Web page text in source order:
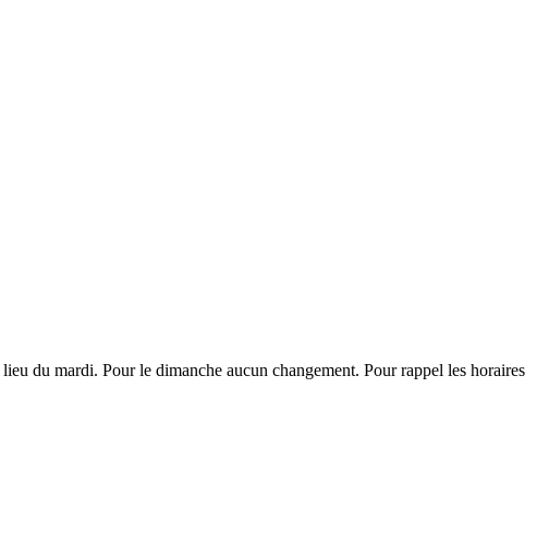
du mardi. Pour le dimanche aucun changement. Pour rappel les horaires